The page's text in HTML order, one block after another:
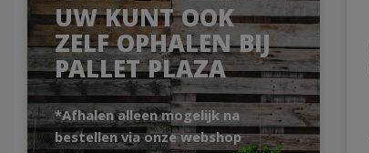
UW KUNT OOK
ZELF OPHALEN BIJ
PALLET PLAZA
*Afhalen alleen mogelijk na
bestellen via onze webshop